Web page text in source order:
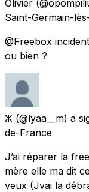
Olivier
Saint-Germain-
@Freebox
ou bien ?
ⵣ (@lyaa__m) a
de-France
J’ai réparer la
mère elle ma dit
veux (Jvai la